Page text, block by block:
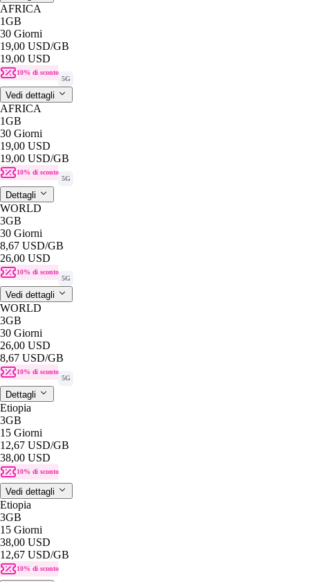
AFRICA
1GB
30 Giorni
19,00 USD/GB
19,00 USD
10% di sconto
5G
Vedi dettagli
AFRICA
1GB
30 Giorni
19,00 USD
19,00 USD/GB
10% di sconto
5G
Dettagli
WORLD
3GB
30 Giorni
8,67 USD/GB
26,00 USD
10% di sconto
5G
Vedi dettagli
WORLD
3GB
30 Giorni
26,00 USD
8,67 USD/GB
10% di sconto
5G
Dettagli
Etiopia
3GB
15 Giorni
12,67 USD/GB
38,00 USD
10% di sconto
Vedi dettagli
Etiopia
3GB
15 Giorni
38,00 USD
12,67 USD/GB
10% di sconto